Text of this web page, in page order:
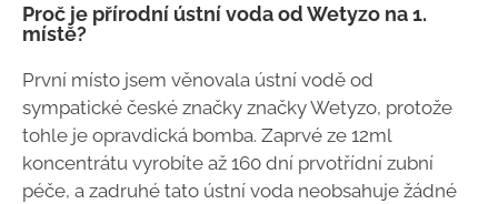
Proč je přírodní ústní voda od Wetyzo na 1.
místě?
První místo jsem věnovala ústní vodě od
sympatické české značky značky Wetyzo, protože
tohle je opravdická bomba. Zaprvé ze 12ml
koncentrátu vyrobíte až 160 dní prvotřídní zubní
péče, a zadruhé tato ústní voda neobsahuje žádné